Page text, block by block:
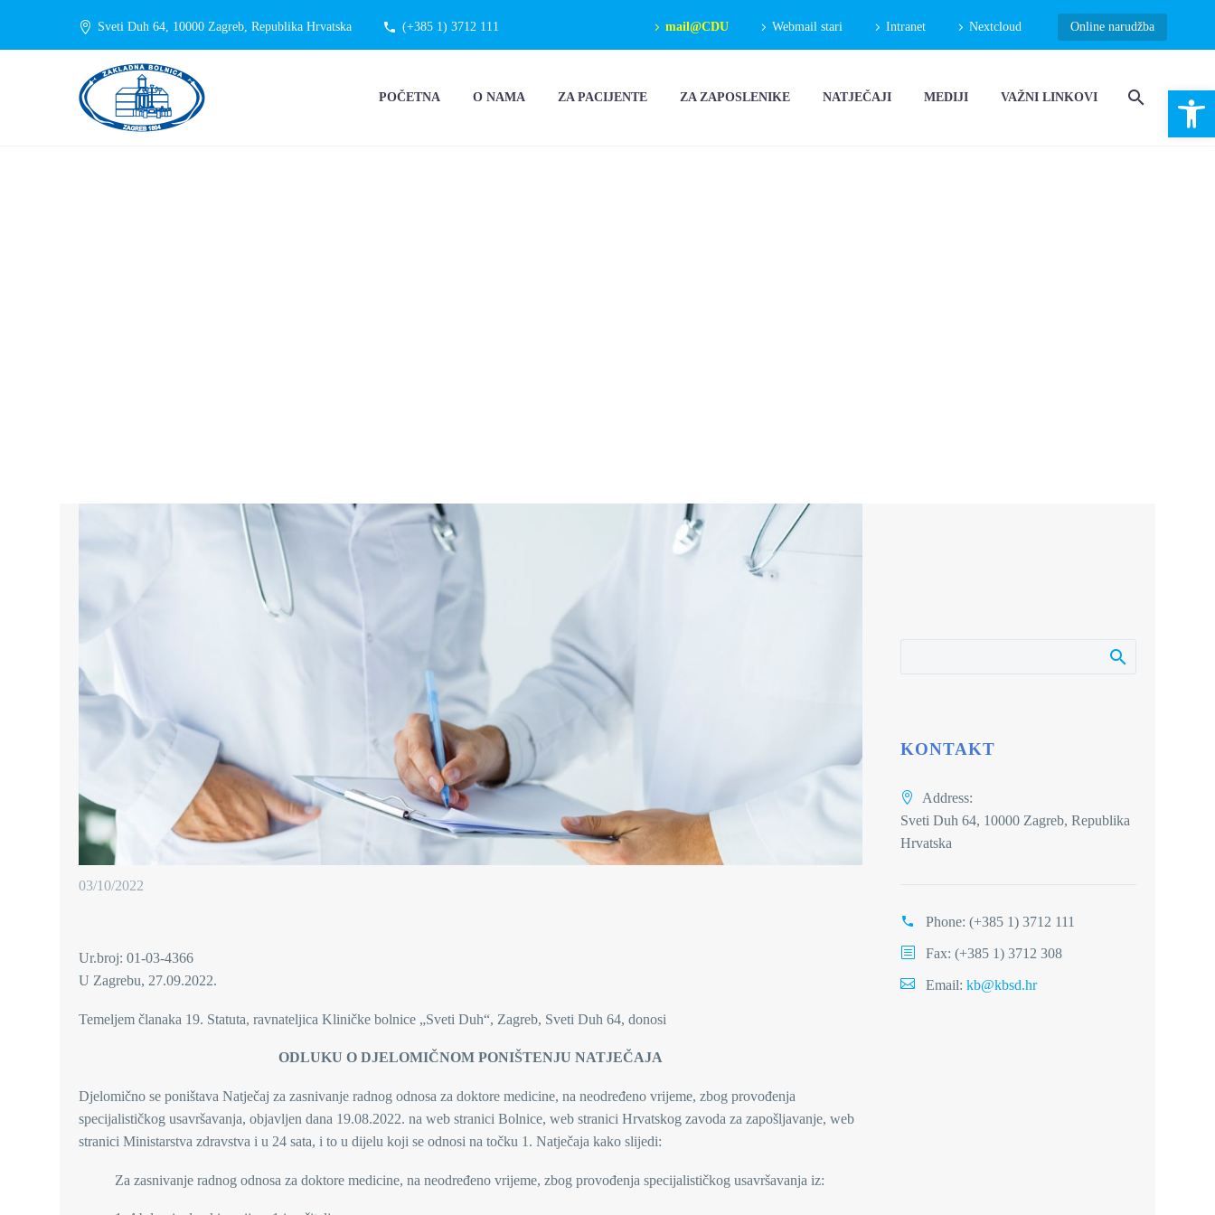
Sveti Duh 64, 10000 Zagreb, Republika Hrvatska (+385 1) 3712 111 mail@CDU Webmail stari Intranet Nextcloud Online narudžba
POČETNA O NAMA ZA PACIJENTE ZA ZAPOSLENIKE NATJEČAJI MEDIJI VAŽNI LINKOVI
03/10/2022
Ur.broj: 01-03-4366
U Zagrebu, 27.09.2022.
Temeljem članaka 19. Statuta, ravnateljica Kliničke bolnice „Sveti Duh“, Zagreb, Sveti Duh 64, donosi
ODLUKU O DJELOMIČNOM PONIŠTENJU NATJEČAJA
Djelomično se poništava Natječaj za zasnivanje radnog odnosa za doktore medicine, na neodređeno vrijeme, zbog provođenja
specijalističkog usavršavanja, objavljen dana 19.08.2022. na web stranici Bolnice, web stranici Hrvatskog zavoda za zapošljavanje, web
stranici Ministarstva zdravstva i u 24 sata, i to u dijelu koji se odnosi na točku 1. Natječaja kako slijedi:
Za zasnivanje radnog odnosa za doktore medicine, na neodređeno vrijeme, zbog provođenja specijalističkog usavršavanja iz:
KONTAKT
Address:
Sveti Duh 64, 10000 Zagreb, Republika
Hrvatska
Phone: (+385 1) 3712 111
Fax: (+385 1) 3712 308
Email: kb@kbsd.hr